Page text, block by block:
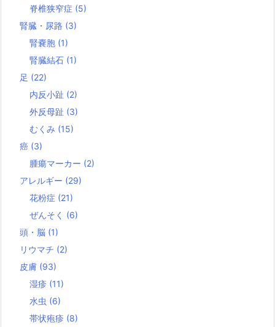
脊椎狭窄症 (5)
腎臓・尿路 (3)
腎嚢胞 (1)
腎臓結石 (1)
足 (22)
内反小趾 (2)
外反母趾 (3)
むくみ (15)
癌 (3)
腫瘍マーカー (2)
アレルギー (29)
花粉症 (21)
ぜんそく (6)
頭・脳 (1)
リウマチ (2)
皮膚 (93)
湿疹 (11)
水虫 (6)
帯状疱疹 (8)